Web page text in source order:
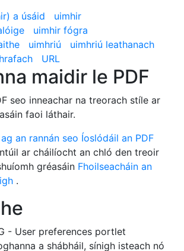
a úsáid
uimhir
uimhir fógra
uimhriú
uimhriú leathanach
URL
maidir le PDF
seo inneachar na treorach stíle ar
faoi láthair.
an rannán seo Íoslódáil an PDF
ar cháilíocht an chló den treoir
gréasáin Fhoilseacháin an
.
- User preferences portlet
a shábháil, sínigh isteach nó